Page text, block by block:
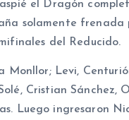
el Dragón
solamente frenada
del Reducido.
Monllor; Levi,
Cristian Sánchez,
Luego ingresaron